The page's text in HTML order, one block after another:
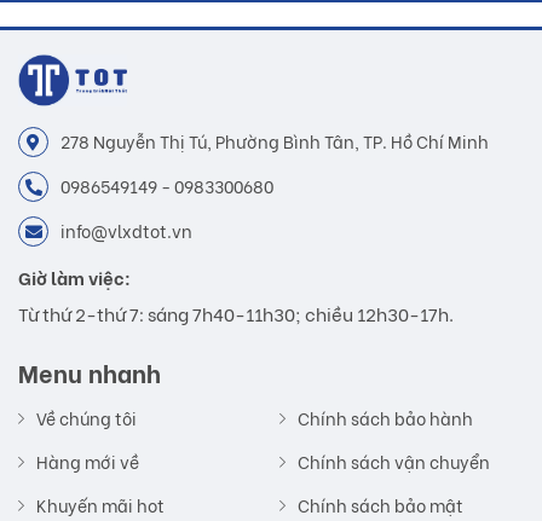
278 Nguyễn Thị Tú, Phường Bình Tân, TP. Hồ Chí Minh
0986549149 - 0983300680
info@vlxdtot.vn
Giờ làm việc:
Từ thứ 2-thứ 7: sáng 7h40-11h30; chiều 12h30-17h.
Menu nhanh
Về chúng tôi
Hàng mới về
Khuyến mãi hot
Chính sách bảo hành
Chính sách vận chuyển
Chính sách bảo mật